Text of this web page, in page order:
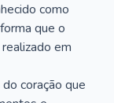
como
que o
em
coração que